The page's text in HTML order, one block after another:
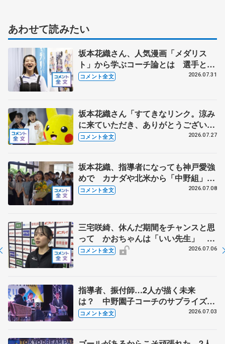
あわせて読みたい
坂本花織さん、人気漫画「メダリス
ト」から学ぶコーチ論とは 選手とし
て先頭でやってきて「後輩に受け継い
コメント全文 2026.07.31
坂本花織さん「すてきなリンク。涼み
に来ていただき、ありがとうございま
す」 シスメックスのリンク開場１周
コメント全文 2026.07.27
坂本花織、指導者になっても神戸愛強
めで カナダや北米から「中野組」の
練習に参加 【兵庫県「誉賞」贈呈】
コメント全文 2026.07.08
三宅咲綺、休んだ期間をチャンスと思
って かおちゃんは「いい先生」
【全日本シニア強化合宿】
コメント全文 2026.07.06
指導者、振付師…2人が描く未来
は？ 中野園子コーチのサプライズメ
ッセージも【坂本花織・樋口新葉
コメント全文 2026.07.03